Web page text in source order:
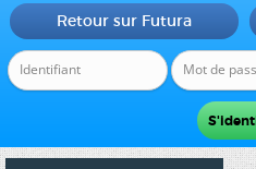
Retour sur Futura